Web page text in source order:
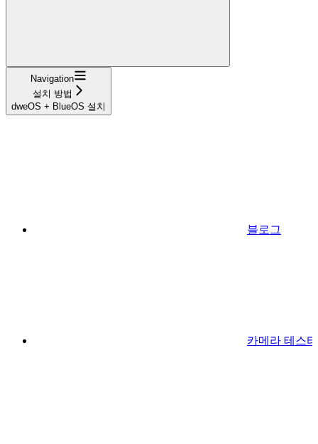
Navigation
설치 방법
dweOS + BlueOS 설치
블로그
카메라 테스터